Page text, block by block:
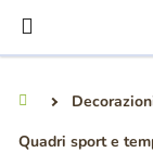
contenuto
Quadri sport e